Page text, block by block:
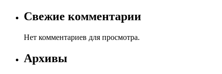
Свежие комментарии
Нет комментариев для просмотра.
Архивы